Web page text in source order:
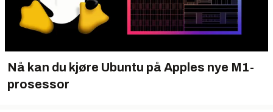
Nå kan du kjøre Ubuntu på Apples nye M1-
prosessor